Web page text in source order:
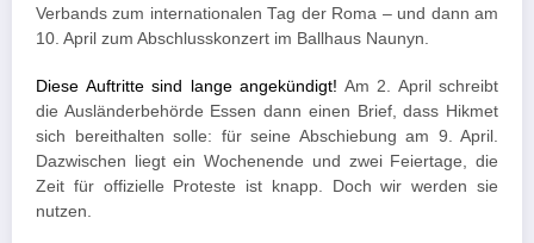
Verbands zum internationalen Tag der Roma – und dann am
10. April zum Abschlusskonzert im Ballhaus Naunyn.
Diese Auftritte sind lange angekündigt! Am 2. April schreibt
die Ausländerbehörde Essen dann einen Brief, dass Hikmet
sich bereithalten solle: für seine Abschiebung am 9. April.
Dazwischen liegt ein Wochenende und zwei Feiertage, die
Zeit für offizielle Proteste ist knapp. Doch wir werden sie
nutzen.